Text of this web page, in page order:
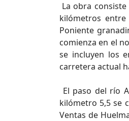
La obra
kilómetros
Poniente
comienza en el
se incluyen los
carretera actual
El paso del río
kilómetro 5,5 se
Ventas de